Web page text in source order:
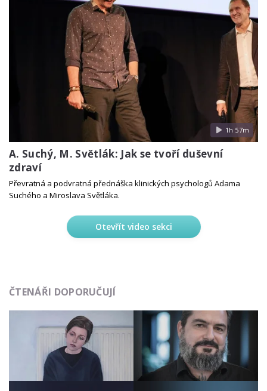
1h 57m
A. Suchý, M. Světlák: Jak se tvoří duševní
zdraví
Převratná a podvratná přednáška klinických psychologů Adama
Suchého a Miroslava Světláka.
Otevřít video sekci
ČTENÁŘI DOPORUČUJÍ